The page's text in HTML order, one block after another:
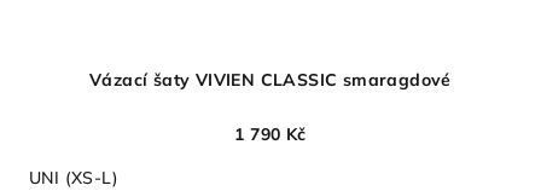
Vázací šaty VIVIEN CLASSIC smaragdové
1 790 Kč
UNI (XS-L)